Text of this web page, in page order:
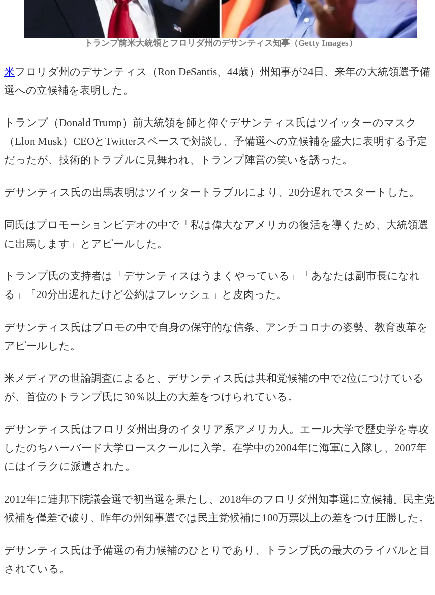
トランプ前米大統領とフロリダ州のデサンティス知事（Getty Images）
米フロリダ州のデサンティス（Ron DeSantis、44歳）州知事が24日、来年の大統領選予備
選への立候補を表明した。
トランプ（Donald Trump）前大統領を師と仰ぐデサンティス氏はツイッターのマスク
（Elon Musk）CEOとTwitterスペースで対談し、予備選への立候補を盛大に表明する予定
だったが、技術的トラブルに見舞われ、トランプ陣営の笑いを誘った。
デサンティス氏の出馬表明はツイッタートラブルにより、20分遅れでスタートした。
同氏はプロモーションビデオの中で「私は偉大なアメリカの復活を導くため、大統領選
に出馬します」とアピールした。
トランプ氏の支持者は「デサンティスはうまくやっている」「あなたは副市長になれ
る」「20分出遅れたけど公約はフレッシュ」と皮肉った。
デサンティス氏はプロモの中で自身の保守的な信条、アンチコロナの姿勢、教育改革を
アピールした。
米メディアの世論調査によると、デサンティス氏は共和党候補の中で2位につけている
が、首位のトランプ氏に30％以上の大差をつけられている。
デサンティス氏はフロリダ州出身のイタリア系アメリカ人。エール大学で歴史学を専攻
したのちハーバード大学ロースクールに入学。在学中の2004年に海軍に入隊し、2007年
にはイラクに派遣された。
2012年に連邦下院議会選で初当選を果たし、2018年のフロリダ州知事選に立候補。民主党
候補を僅差で破り、昨年の州知事選では民主党候補に100万票以上の差をつけ圧勝した。
デサンティス氏は予備選の有力候補のひとりであり、トランプ氏の最大のライバルと目
されている。